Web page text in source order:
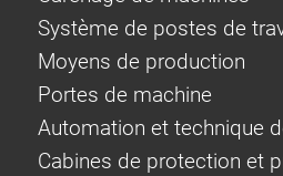
Système de postes de
Moyens de production
Portes de machine
Automation et technique
Cabines de protection et